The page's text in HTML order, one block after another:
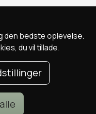
den bedste oplevelse.
du vil tillade.